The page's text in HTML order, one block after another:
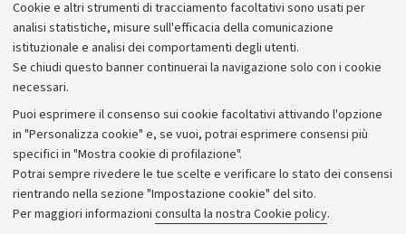
Cookie e altri strumenti di tracciamento facoltativi sono usati per
analisi statistiche, misure sull'efficacia della comunicazione
istituzionale e analisi dei comportamenti degli utenti.
Se chiudi questo banner continuerai la navigazione solo con i cookie
necessari.
Puoi esprimere il consenso sui cookie facoltativi attivando l'opzione
in "Personalizza cookie" e, se vuoi, potrai esprimere consensi più
specifici in "Mostra cookie di profilazione".
Potrai sempre rivedere le tue scelte e verificare lo stato dei consensi
rientrando nella sezione "Impostazione cookie" del sito.
Per maggiori informazioni consulta la nostra Cookie policy.
Archivio
Comunicati stampa
Redazione
Rassegna stampa